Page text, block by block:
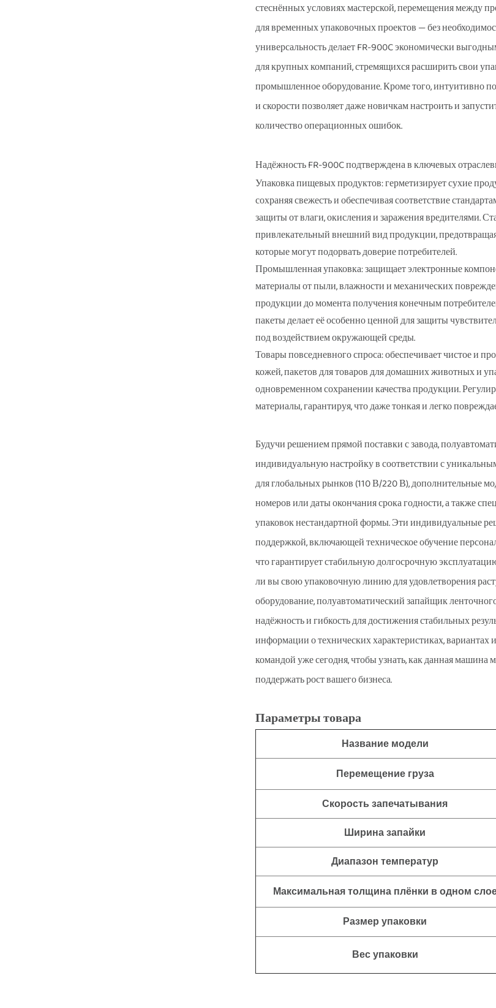
стеснённых условиях мастерской, перемещения между
для временных упаковочных проектов — без
универсальность делает FR-900C экономически
для крупных компаний, стремящихся расширить свои
промышленное оборудование. Кроме того, интуитивно
и скорости позволяет даже новичкам настроить и
количество операционных ошибок.
Надёжность FR-900C подтверждена в ключевых
Упаковка пищевых продуктов: герметизирует сухие
сохраняя свежесть и обеспечивая соответствие
защиты от влаги, окисления и заражения вредителями.
привлекательный внешний вид продукции,
которые могут подорвать доверие потребителей.
Промышленная упаковка: защищает электронные
материалы от пыли, влажности и механических
продукции до момента получения конечным
пакеты делает её особенно ценной для защиты
под воздействием окружающей среды.
Товары повседневного спроса: обеспечивает чистое и
кожей, пакетов для товаров для домашних животных и
одновременном сохранении качества продукции.
материалы, гарантируя, что даже тонкая и легко
Будучи решением прямой поставки с завода,
индивидуальную настройку в соответствии с
для глобальных рынков (110 В/220 В), дополнительные
номеров или даты окончания срока годности, а также
упаковок нестандартной формы. Эти индивидуальные
поддержкой, включающей техническое обучение
что гарантирует стабильную долгосрочную
ли вы свою упаковочную линию для удовлетворения
оборудование, полуавтоматический запайщик
надёжность и гибкость для достижения стабильных
информации о технических характеристиках,
командой уже сегодня, чтобы узнать, как данная
поддержать рост вашего бизнеса.
Параметры товара
Название модели
Перемещение груза
Скорость запечатывания
Ширина запайки
Диапазон температур
Максимальная толщина плёнки в одном
Размер упаковки
Вес упаковки